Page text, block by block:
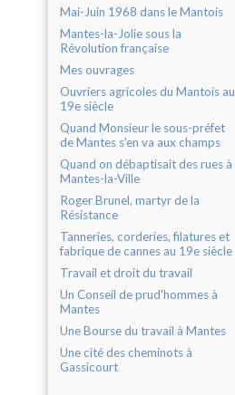
Mai-Juin 1968 dans le Mantois
Mantes-la-Jolie sous la
Révolution française
Mes ouvrages
Ouvriers agricoles du Mantois au
19e siècle
Quand Monsieur le sous-préfet
de Mantes s'en va aux champs
Quand on débaptisait des rues à
Mantes-la-Ville
Roger Brunel, martyr de la
Résistance
Tanneries, corderies, filatures et
fabrique de cannes au 19e siècle
Travail et droit du travail
Un Conseil de prud'hommes à
Mantes
Une Bourse du travail à Mantes
Une cité des cheminots à
Gassicourt